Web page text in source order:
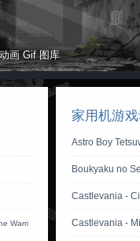
画 Gif 图库
Warri
家用机游
Astro Boy
Boukyaku no
Castlevania -
Castlevania -